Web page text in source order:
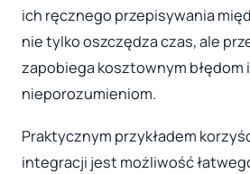
ich ręcznego przepisywania
nie tylko oszczędza czas, ale
zapobiega kosztownym błędom i
nieporozumieniom.
Praktycznym przykładem
integracji jest możliwość